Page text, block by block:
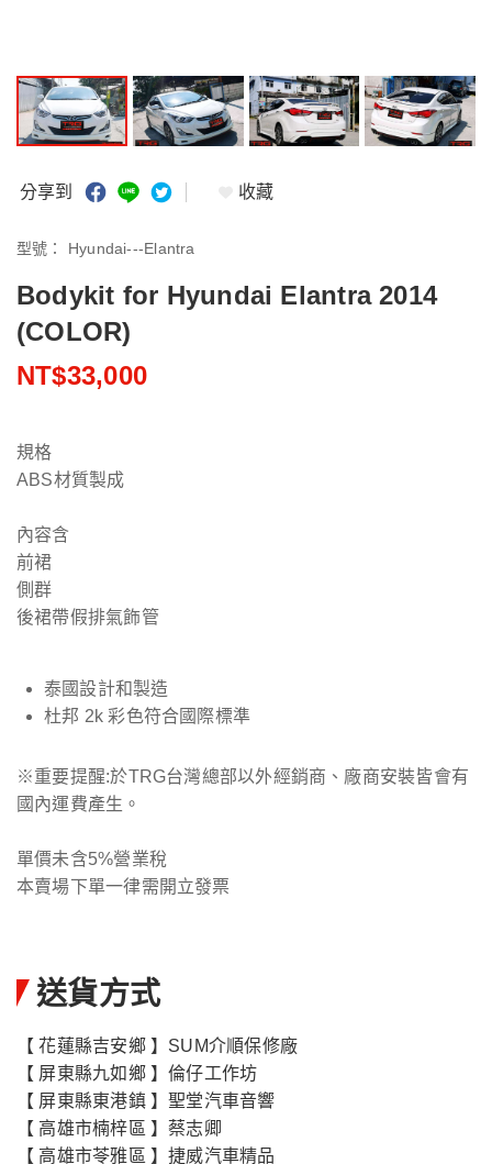
分享到 收藏
型號： Hyundai---Elantra
Bodykit for Hyundai Elantra 2014
(COLOR)
NT$33,000
規格
ABS材質製成
內容含
前裙
側群
後裙帶假排氣飾管
泰國設計和製造
杜邦 2k 彩色符合國際標準
※重要提醒:於TRG台灣總部以外經銷商、廠商安裝皆會有
國內運費產生。
單價未含5%營業稅
本賣場下單一律需開立發票
送貨方式
【 花蓮縣吉安鄉 】SUM介順保修廠
【 屏東縣九如鄉 】倫仔工作坊
【 屏東縣東港鎮 】聖堂汽車音響
【 高雄市楠梓區 】蔡志卿
【 高雄市苓雅區 】捷威汽車精品